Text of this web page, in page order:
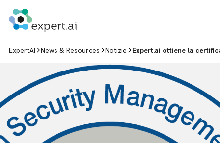
ExpertAI News & Resources Notizie Expert.ai ottiene la